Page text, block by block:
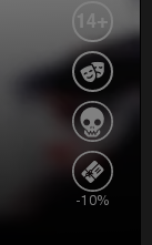
14+
-10%